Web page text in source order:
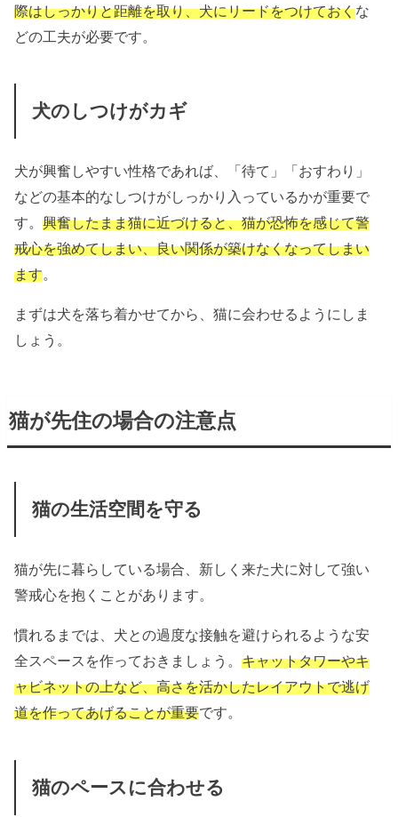
際はしっかりと距離を取り、犬にリードをつけておくな
どの工夫が必要です。
犬のしつけがカギ
犬が興奮しやすい性格であれば、「待て」「おすわり」
などの基本的なしつけがしっかり入っているかが重要で
す。興奮したまま猫に近づけると、猫が恐怖を感じて警
戒心を強めてしまい、良い関係が築けなくなってしまい
ます。
まずは犬を落ち着かせてから、猫に会わせるようにしま
しょう。
猫が先住の場合の注意点
猫の生活空間を守る
猫が先に暮らしている場合、新しく来た犬に対して強い
警戒心を抱くことがあります。
慣れるまでは、犬との過度な接触を避けられるような安
全スペースを作っておきましょう。キャットタワーやキ
ャビネットの上など、高さを活かしたレイアウトで逃げ
道を作ってあげることが重要です。
猫のペースに合わせる